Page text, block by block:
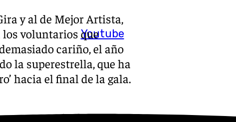
Youtube
y al de Mejor Artista,
los voluntarios que
cariño, el año
la superestrella, que ha
hacia el final de la gala.